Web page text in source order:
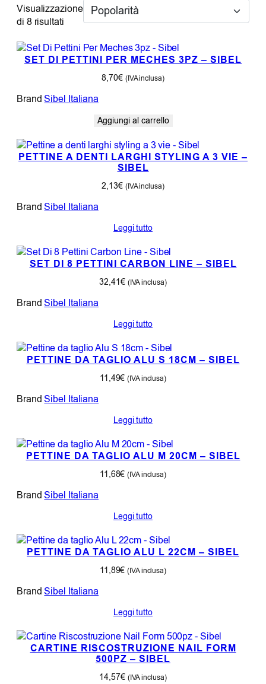
Visualizzazione
di 8 risultatiPopolarità
SET DI PETTINI PER MECHES 3PZ – SIBEL
8,70€ (IVA inclusa)
BrandSibel Italiana
Aggiungi al carrello
PETTINE A DENTI LARGHI STYLING A 3 VIE –
SIBEL
2,13€ (IVA inclusa)
BrandSibel Italiana
Leggi tutto
SET DI 8 PETTINI CARBON LINE – SIBEL
32,41€ (IVA inclusa)
BrandSibel Italiana
Leggi tutto
PETTINE DA TAGLIO ALU S 18CM – SIBEL
11,49€ (IVA inclusa)
BrandSibel Italiana
Leggi tutto
PETTINE DA TAGLIO ALU M 20CM – SIBEL
11,68€ (IVA inclusa)
BrandSibel Italiana
Leggi tutto
PETTINE DA TAGLIO ALU L 22CM – SIBEL
11,89€ (IVA inclusa)
BrandSibel Italiana
Leggi tutto
CARTINE RISCOSTRUZIONE NAIL FORM
500PZ – SIBEL
14,57€ (IVA inclusa)